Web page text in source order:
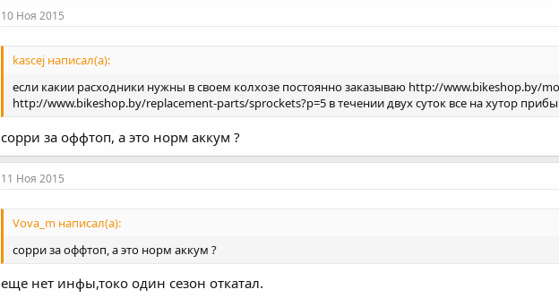
10 Ноя 2015
kascej написал(а):
если какии расходники нужны в своем колхозе постоянно заказываю http://www.bikeshop.by/
http://www.bikeshop.by/replacement-parts/sprockets?p=5 в течении двух суток все на хутор
сорри за оффтоп, а это норм аккум ?
11 Ноя 2015
Vova_m написал(а):
сорри за оффтоп, а это норм аккум ?
еще нет инфы,токо один сезон откатал.